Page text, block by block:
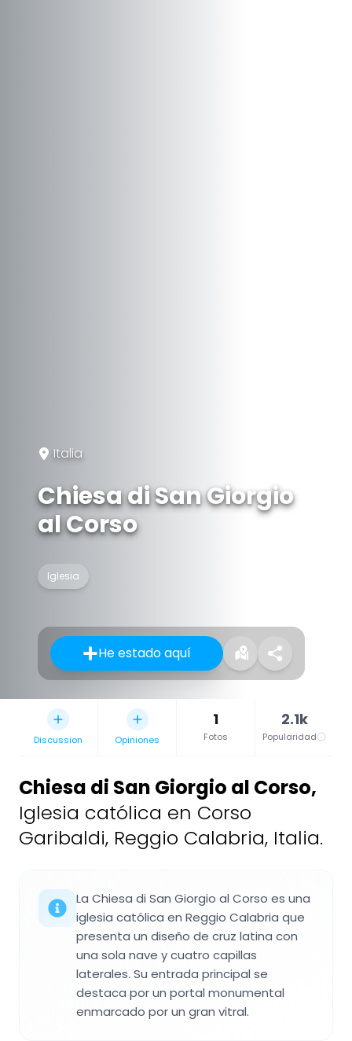
Italia
Chiesa di San Giorgio
al Corso
Iglesia
He estado aquí
Discussion Opiniones
1
Fotos
2.1k
Popularidad
Chiesa di San Giorgio al Corso,
Iglesia católica en Corso
Garibaldi, Reggio Calabria, Italia.
La Chiesa di San Giorgio al Corso es una
iglesia católica en Reggio Calabria que
presenta un diseño de cruz latina con
una sola nave y cuatro capillas
laterales. Su entrada principal se
destaca por un portal monumental
enmarcado por un gran vitral.